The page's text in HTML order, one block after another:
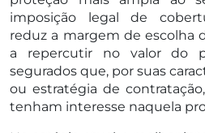
imposição legal de
reduz a margem de escolha
a repercutir no valor do
segurados que, por suas
ou estratégia de
tenham interesse naquela